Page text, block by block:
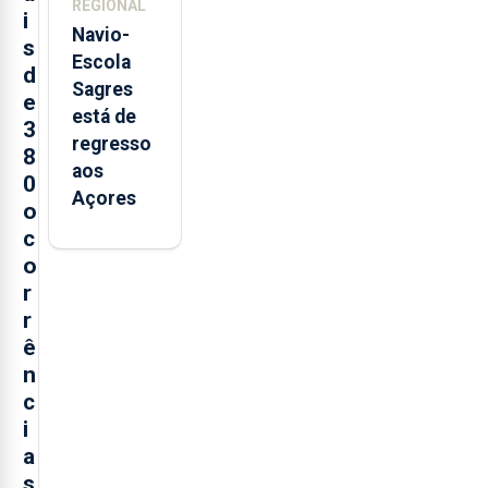
i
s
d
e
3
8
0
o
c
o
r
r
ê
n
c
i
a
REGIONAL
Navio-
Escola
Sagres
está de
regresso
aos
Açores